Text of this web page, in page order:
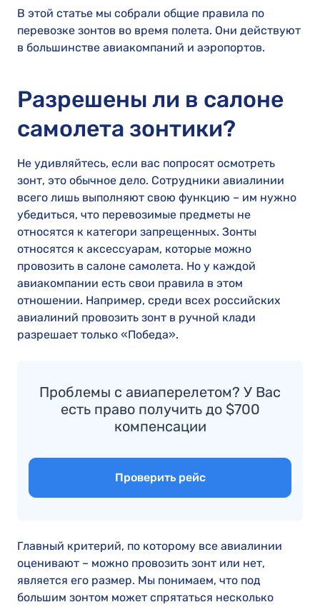
В этой статье мы собрали общие правила по
перевозке зонтов во время полета. Они действуют
в большинстве авиакомпаний и аэропортов.
Разрешены ли в салоне
самолета зонтики?
Не удивляйтесь, если вас попросят осмотреть
зонт, это обычное дело. Сотрудники авиалинии
всего лишь выполняют свою функцию – им нужно
убедиться, что перевозимые предметы не
относятся к категори запрещенных. Зонты
относятся к аксессуарам, которые можно
провозить в салоне самолета. Но у каждой
авиакомпании есть свои правила в этом
отношении. Например, среди всех российских
авиалиний провозить зонт в ручной клади
разрешает только «Победа».
Проблемы с авиаперелетом? У Вас
есть право получить до $700
компенсации
Проверить рейс
Главный критерий, по которому все авиалинии
оценивают – можно провозить зонт или нет,
является его размер. Мы понимаем, что под
большим зонтом может спрятаться несколько